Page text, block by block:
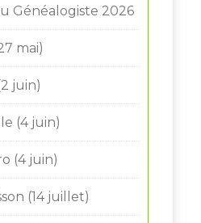
Généalogiste 2026
mai)
juin)
(4 juin)
(4 juin)
(14 juillet)